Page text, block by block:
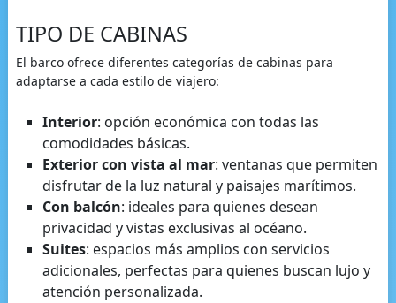
TIPO DE CABINAS
El barco ofrece diferentes categorías de cabinas para
adaptarse a cada estilo de viajero:
Interior: opción económica con todas las
comodidades básicas.
Exterior con vista al mar: ventanas que permiten
disfrutar de la luz natural y paisajes marítimos.
Con balcón: ideales para quienes desean
privacidad y vistas exclusivas al océano.
Suites: espacios más amplios con servicios
adicionales, perfectas para quienes buscan lujo y
atención personalizada.